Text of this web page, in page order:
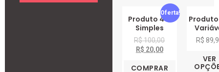
Oferta!
Produto 4 –
Simples
R$100,00
R$ 20,00
COMPRAR
R$
VER